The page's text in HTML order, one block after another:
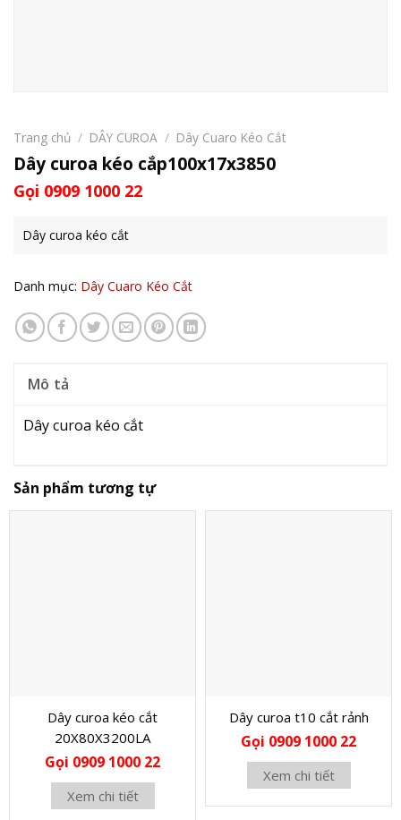
Trang chủ / DÂY CUROA / Dây Cuaro Kéo Cắt
Dây curoa kéo cắp100x17x3850
Gọi 0909 1000 22
Dây curoa kéo cắt
Danh mục: Dây Cuaro Kéo Cắt
Mô tả
Dây curoa kéo cắt
Sản phẩm tương tự
Dây curoa kéo cắt
20X80X3200LA
Gọi 0909 1000 22
Xem chi tiết
Dây curoa t10 cắt rảnh
Gọi 0909 1000 22
Xem chi tiết